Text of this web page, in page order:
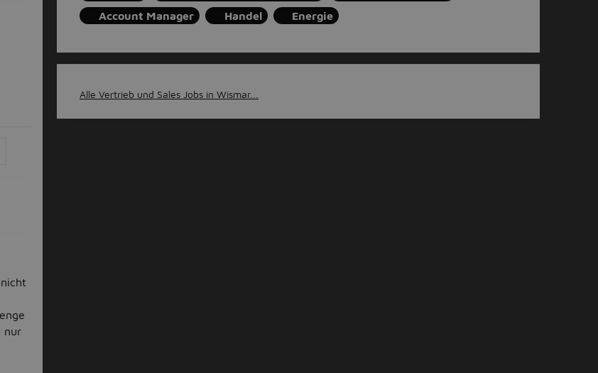
nur
Account Manager
Handel Energie
Alle Vertrieb und Sales Jobs in Wismar...